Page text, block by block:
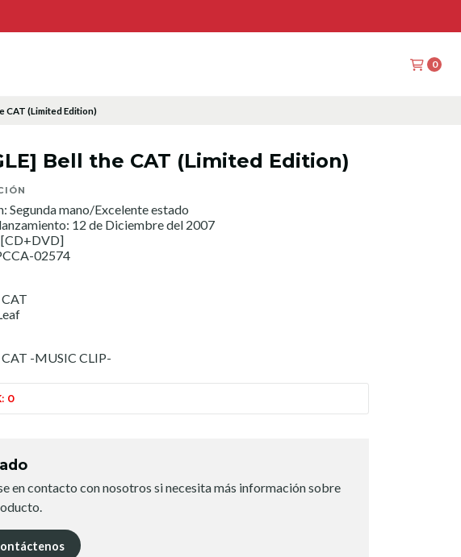
0
CAT (Limited Edition)
Bell the CAT (Limited Edition)
Segunda mano/Excelente estado
12 de Diciembre del 2007
[CD+DVD]
02574
-MUSIC CLIP-
0
en contacto con nosotros si necesita más información sobre